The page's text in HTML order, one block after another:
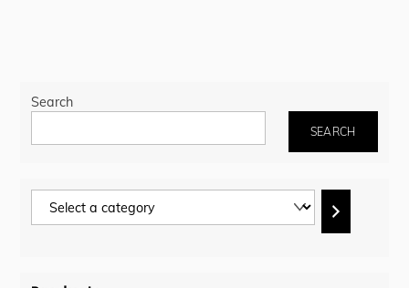
Search
SEARCH